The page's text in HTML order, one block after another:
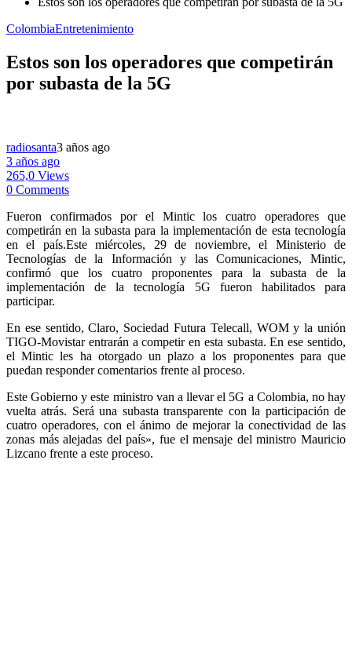
ColombiaEntretenimiento
Estos son los operadores que competirán
por subasta de la 5G
radiosanta3 años ago
3 años ago
265,0 Views
0 Comments
Fueron confirmados por el Mintic los cuatro operadores que
competirán en la subasta para la implementación de esta tecnología
en el país.Este miércoles, 29 de noviembre, el Ministerio de
Tecnologías de la Información y las Comunicaciones, Mintic,
confirmó que los cuatro proponentes para la subasta de la
implementación de la tecnología 5G fueron habilitados para
participar.
En ese sentido, Claro, Sociedad Futura Telecall, WOM y la unión
TIGO-Movistar entrarán a competir en esta subasta. En ese sentido,
el Mintic les ha otorgado un plazo a los proponentes para que
puedan responder comentarios frente al proceso.
Este Gobierno y este ministro van a llevar el 5G a Colombia, no hay
vuelta atrás. Será una subasta transparente con la participación de
cuatro operadores, con el ánimo de mejorar la conectividad de las
zonas más alejadas del país», fue el mensaje del ministro Mauricio
Lizcano frente a este proceso.